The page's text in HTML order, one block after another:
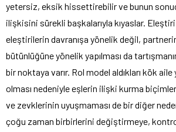
yetersiz, eksik hissettirebilir ve bunun
ilişkisini sürekli başkalarıyla kıyaslar.
eleştirilerin davranışa yönelik değil,
bütünlüğüne yönelik yapılması da
bir noktaya varır. Rol model aldıkları kök aile
olması nedeniyle eşlerin ilişki kurma
ve zevklerinin uyuşmaması de bir diğer
çoğu zaman birbirlerini değiştirmeye,